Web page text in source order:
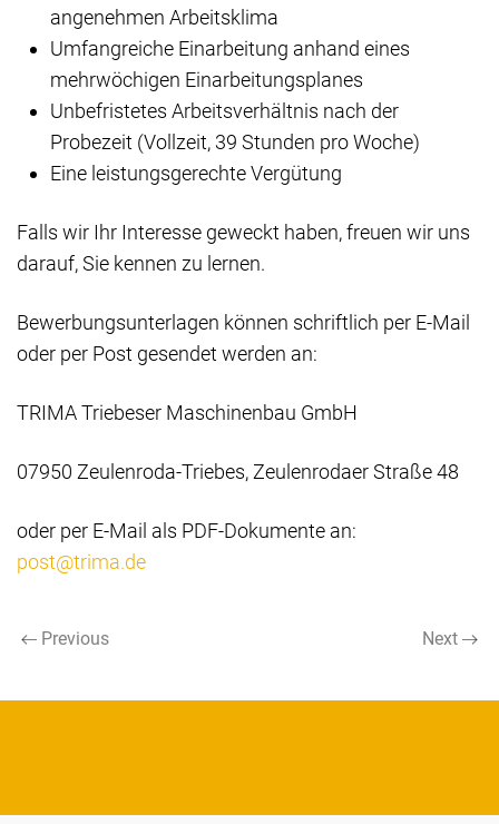
angenehmen Arbeitsklima
Umfangreiche Einarbeitung anhand eines
mehrwöchigen Einarbeitungsplanes
Unbefristetes Arbeitsverhältnis nach der
Probezeit (Vollzeit, 39 Stunden pro Woche)
Eine leistungsgerechte Vergütung
Falls wir Ihr Interesse geweckt haben, freuen wir uns
darauf, Sie kennen zu lernen.
Bewerbungsunterlagen können schriftlich per E-Mail
oder per Post gesendet werden an:
TRIMA Triebeser Maschinenbau GmbH
07950 Zeulenroda-Triebes, Zeulenrodaer Straße 48
oder per E-Mail als PDF-Dokumente an:
post@trima.de
Previous Next